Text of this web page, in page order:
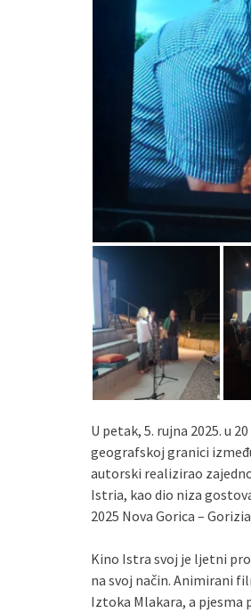
U petak, 5. rujna 2025. u
geografskoj granici
autorski realizirao
Istria, kao dio niza
2025 Nova Gorica –
Kino Istra svoj je ljetni
na svoj način. Animirani
Iztoka Mlakara, a